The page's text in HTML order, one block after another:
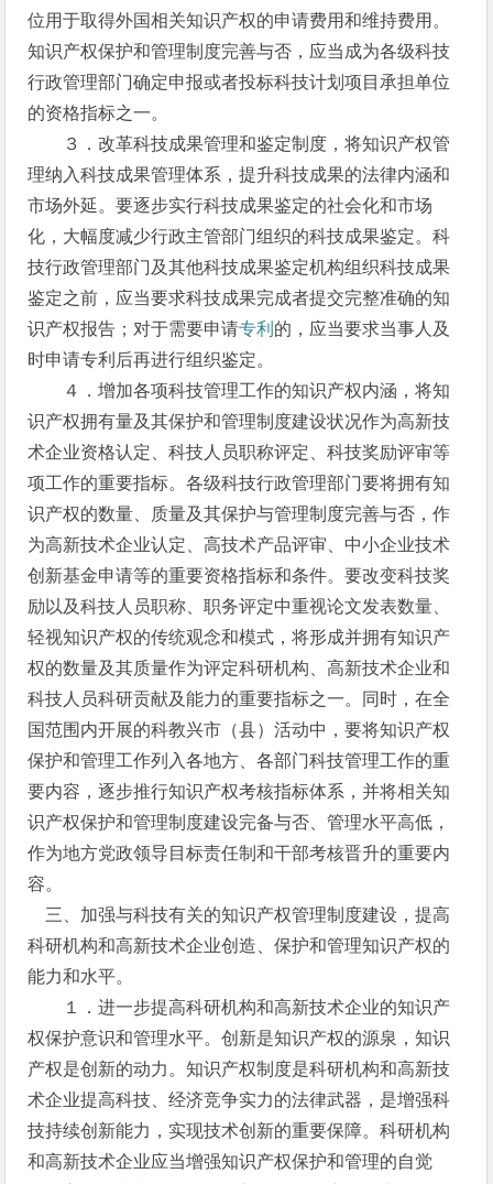
位用于取得外国相关知识产权的申请费用和维持费用。
知识产权保护和管理制度完善与否，应当成为各级科技
行政管理部门确定申报或者投标科技计划项目承担单位
的资格指标之一。
３．改革科技成果管理和鉴定制度，将知识产权管
理纳入科技成果管理体系，提升科技成果的法律内涵和
市场外延。要逐步实行科技成果鉴定的社会化和市场
化，大幅度减少行政主管部门组织的科技成果鉴定。科
技行政管理部门及其他科技成果鉴定机构组织科技成果
鉴定之前，应当要求科技成果完成者提交完整准确的知
识产权报告；对于需要申请专利 的，应当要求当事人及
时申请专利后再进行组织鉴定。
４．增加各项科技管理工作的知识产权内涵，将知
识产权拥有量及其保护和管理制度建设状况作为高新技
术企业资格认定、科技人员职称评定、科技奖励评审等
项工作的重要指标。各级科技行政管理部门要将拥有知
识产权的数量、质量及其保护与管理制度完善与否，作
为高新技术企业认定、高技术产品评审、中小企业技术
创新基金申请等的重要资格指标和条件。要改变科技奖
励以及科技人员职称、职务评定中重视论文发表数量、
轻视知识产权的传统观念和模式，将形成并拥有知识产
权的数量及其质量作为评定科研机构、高新技术企业和
科技人员科研贡献及能力的重要指标之一。同时，在全
国范围内开展的科教兴市（县）活动中，要将知识产权
保护和管理工作列入各地方、各部门科技管理工作的重
要内容，逐步推行知识产权考核指标体系，并将相关知
识产权保护和管理制度建设完备与否、管理水平高低，
作为地方党政领导目标责任制和干部考核晋升的重要内
容。
三、加强与科技有关的知识产权管理制度建设，提高
科研机构和高新技术企业创造、保护和管理知识产权的
能力和水平。
１．进一步提高科研机构和高新技术企业的知识产
权保护意识和管理水平。创新是知识产权的源泉，知识
产权是创新的动力。知识产权制度是科研机构和高新技
术企业提高科技、经济竞争实力的法律武器，是增强科
技持续创新能力，实现技术创新的重要保障。科研机构
和高新技术企业应当增强知识产权保护和管理的自觉